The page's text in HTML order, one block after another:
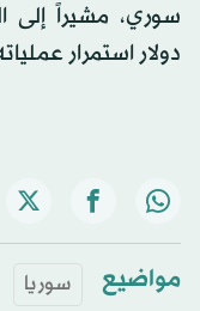
سوري، مشيراً إلى
دولار استمرار
مواضيع سوريا